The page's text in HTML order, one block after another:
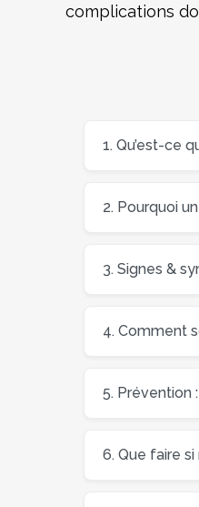
complications
1. Qu’est-ce
2. Pourquoi
3. Signes &
4. Comment
5. Prévention
6. Que faire